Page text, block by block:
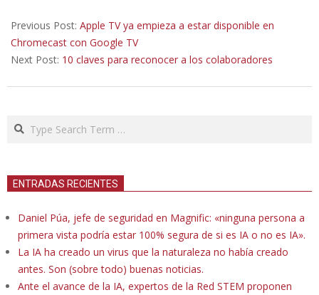
02-
23
Previous Post: Apple TV ya empieza a estar disponible en
Chromecast con Google TV
Next Post: 10 claves para reconocer a los colaboradores
Search
ENTRADAS RECIENTES
Daniel Púa, jefe de seguridad en Magnific: «ninguna persona a
primera vista podría estar 100% segura de si es IA o no es IA».
La IA ha creado un virus que la naturaleza no había creado
antes. Son (sobre todo) buenas noticias.
Ante el avance de la IA, expertos de la Red STEM proponen